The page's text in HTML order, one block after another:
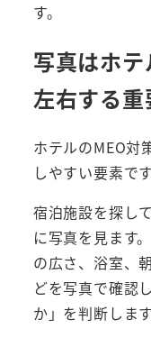
す。
写真はホ
左右する重
ホテルのMEO対
しやすい要素です
宿泊施設を探し
に写真を見ます
の広さ、浴室、
どを写真で確認
か」を判断します